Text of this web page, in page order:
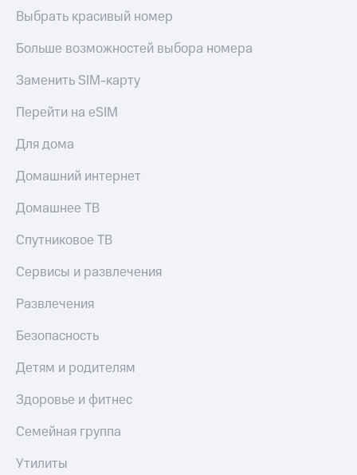
Накопления
Откладывайте
деньги
и получайте
доход 15%
Платежи
переводы
Пополнить
МТС
Настройки
Пополнить
номер
другого
интернета
ТВ
Переводы
Обзоры
товаров
Скидки
до 40%
на смартфоны
при
со связью
МТС
Выбрать красивый номер
Больше возможностей выбора номера
Заменить SIM-карту
Перейти на eSIM
Для дома
Домашний интернет
Домашнее ТВ
Спутниковое ТВ
Сервисы и развлечения
Развлечения
Безопасность
Детям и родителям
Здоровье и фитнес
Семейная группа
Утилиты